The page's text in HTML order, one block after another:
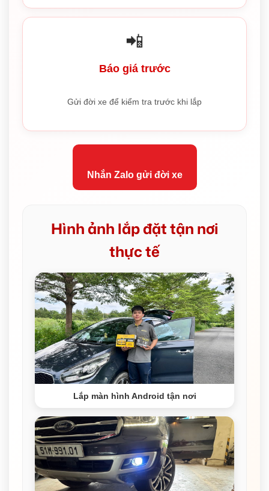
📲
Báo giá trước
Gửi đời xe để kiểm tra trước khi lắp
Nhắn Zalo gửi đời xe
Hình ảnh lắp đặt tận nơi
thực tế
Lắp màn hình Android tận nơi